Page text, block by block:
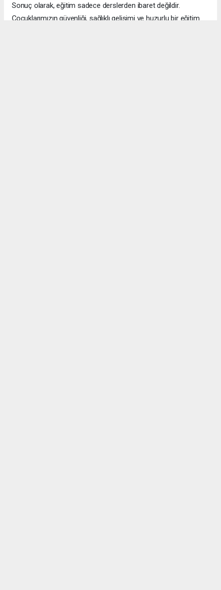
Sonuç olarak, eğitim sadece derslerden ibaret değildir.
Çocuklarımızın güvenliği, sağlıklı gelişimi ve huzurlu bir eğitim